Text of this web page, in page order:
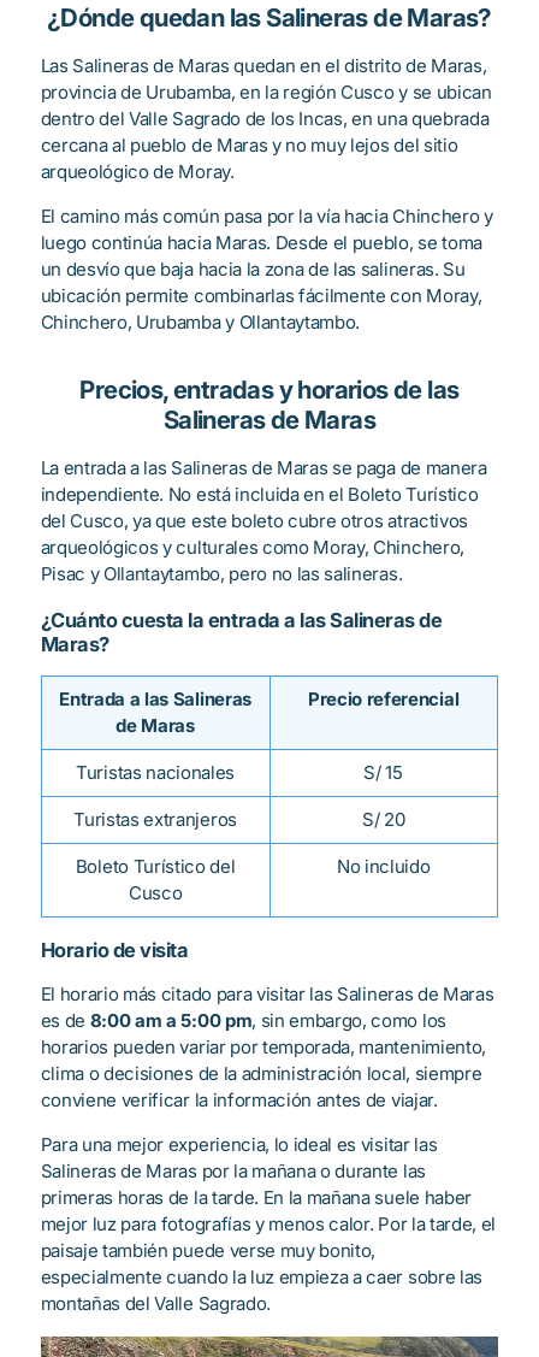
¿Dónde quedan las Salineras de Maras?
Las Salineras de Maras quedan en el distrito de Maras,
provincia de Urubamba, en la región Cusco y se ubican
dentro del Valle Sagrado de los Incas, en una quebrada
cercana al pueblo de Maras y no muy lejos del sitio
arqueológico de Moray.
El camino más común pasa por la vía hacia Chinchero y
luego continúa hacia Maras. Desde el pueblo, se toma
un desvío que baja hacia la zona de las salineras. Su
ubicación permite combinarlas fácilmente con Moray,
Chinchero, Urubamba y Ollantaytambo.
Precios, entradas y horarios de las
Salineras de Maras
La entrada a las Salineras de Maras se paga de manera
independiente. No está incluida en el Boleto Turístico
del Cusco, ya que este boleto cubre otros atractivos
arqueológicos y culturales como Moray, Chinchero,
Pisac y Ollantaytambo, pero no las salineras.
¿Cuánto cuesta la entrada a las Salineras de
Maras?
Entrada a las Salineras
de Maras
Precio referencial
Turistas nacionales S/ 15
Turistas extranjeros S/ 20
Boleto Turístico del
Cusco
No incluido
Horario de visita
El horario más citado para visitar las Salineras de Maras
es de 8:00 am a 5:00 pm, sin embargo, como los
horarios pueden variar por temporada, mantenimiento,
clima o decisiones de la administración local, siempre
conviene verificar la información antes de viajar.
Para una mejor experiencia, lo ideal es visitar las
Salineras de Maras por la mañana o durante las
primeras horas de la tarde. En la mañana suele haber
mejor luz para fotografías y menos calor. Por la tarde, el
paisaje también puede verse muy bonito,
especialmente cuando la luz empieza a caer sobre las
montañas del Valle Sagrado.